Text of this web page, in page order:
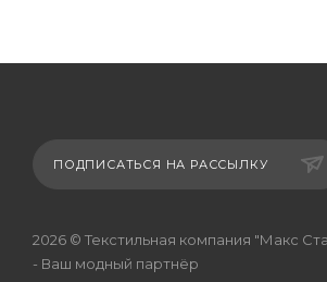
ПОДПИСАТЬСЯ НА РАССЫЛКУ
2026 © Текстильная компания "Макс
- Ваш модный партнёр